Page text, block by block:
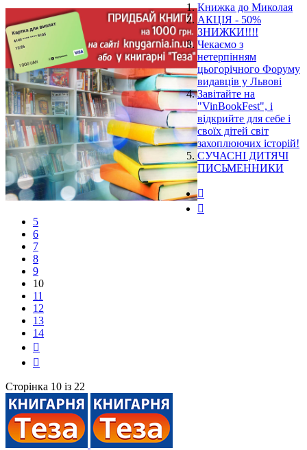
Книжка до Миколая
АКЦІЯ - 50%
ЗНИЖКИ!!!!
Чекаємо з
нетерпінням
цьогорічного Форуму
видавців у Львові
Завітайте на
"VinBookFest", і
відкрийте для себе і
своїх дітей світ
захоплюючих історій!
СУЧАСНІ ДИТЯЧІ
ПИСЬМЕННИКИ
5
6
7
8
9
10
11
12
13
14
Сторінка 10 із 22